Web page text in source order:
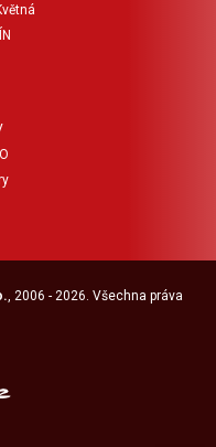
, 2006 - 2026. Všechna práva